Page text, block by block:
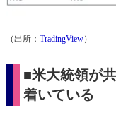
（出所： TradingView）
■米大統領が
着いている